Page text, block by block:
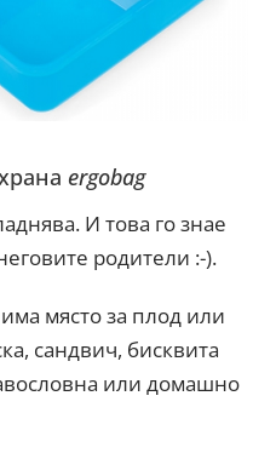
ergobag
И това го знае
родители :-).
място за плод или
сандвич, бисквита
или домашно